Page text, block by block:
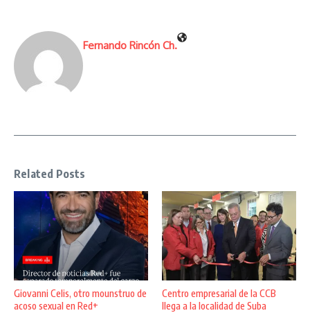
Fernando Rincón Ch.
Related Posts
Giovanni Celis, otro mounstruo de
acoso sexual en Red+
Centro empresarial de la CCB
llega a la localidad de Suba